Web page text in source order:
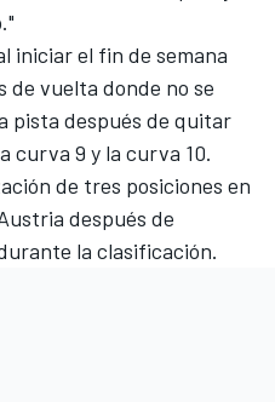
iniciar el fin de semana
de vuelta donde no se
pista después de quitar
curva 9 y la curva 10.
de tres posiciones en
después de
la clasificación.